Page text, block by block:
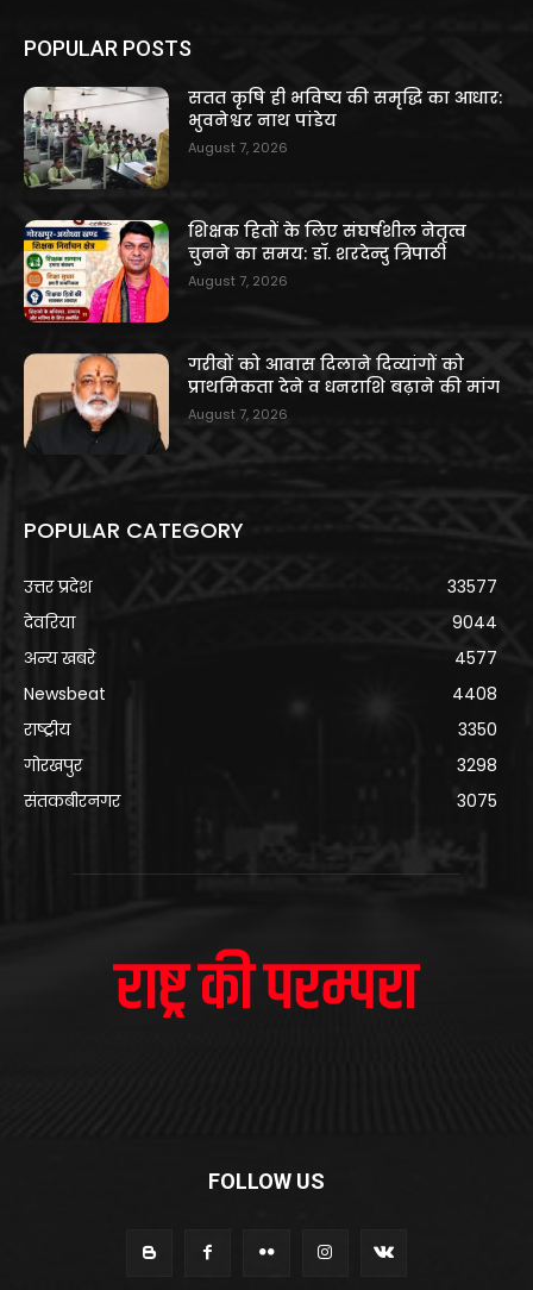
POPULAR POSTS
सतत कृषि ही भविष्य की समृद्धि का आधार:
भुवनेश्वर नाथ पांडेय
August 7, 2026
शिक्षक हितों के लिए संघर्षशील नेतृत्व
चुनने का समय: डॉ. शरदेन्दु त्रिपाठी
August 7, 2026
गरीबों को आवास दिलाने दिव्यांगों को
प्राथमिकता देने व धनराशि बढ़ाने की मांग
August 7, 2026
POPULAR CATEGORY
उत्तर प्रदेश
33577
देवरिया
9044
अन्य खबरे
4577
Newsbeat
4408
राष्ट्रीय
3350
गोरखपुर
3298
संतकबीरनगर
3075
FOLLOW US